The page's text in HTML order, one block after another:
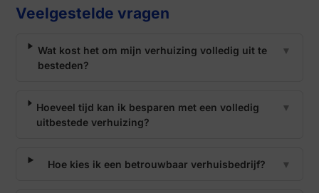
Veelgestelde vragen
Wat kost het om mijn verhuizing volledig uit te
besteden?
▼
Hoeveel tijd kan ik besparen met een volledig
uitbestede verhuizing?
▼
Hoe kies ik een betrouwbaar verhuisbedrijf? ▼